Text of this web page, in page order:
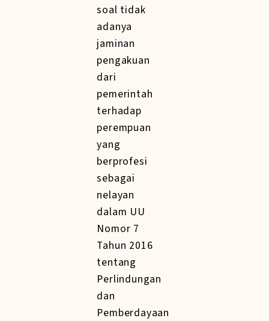
soal tidak
adanya
jaminan
pengakuan
dari
pemerintah
terhadap
perempuan
yang
berprofesi
sebagai
nelayan
dalam UU
Nomor 7
Tahun 2016
tentang
Perlindungan
dan
Pemberdayaan